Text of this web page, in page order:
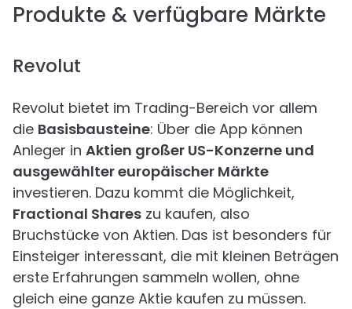
Produkte & verfügbare Märkte
Revolut
Revolut bietet im Trading-Bereich vor allem
die Basisbausteine: Über die App können
Anleger in Aktien großer US-Konzerne und
ausgewählter europäischer Märkte
investieren. Dazu kommt die Möglichkeit,
Fractional Shares zu kaufen, also
Bruchstücke von Aktien. Das ist besonders für
Einsteiger interessant, die mit kleinen Beträgen
erste Erfahrungen sammeln wollen, ohne
gleich eine ganze Aktie kaufen zu müssen.